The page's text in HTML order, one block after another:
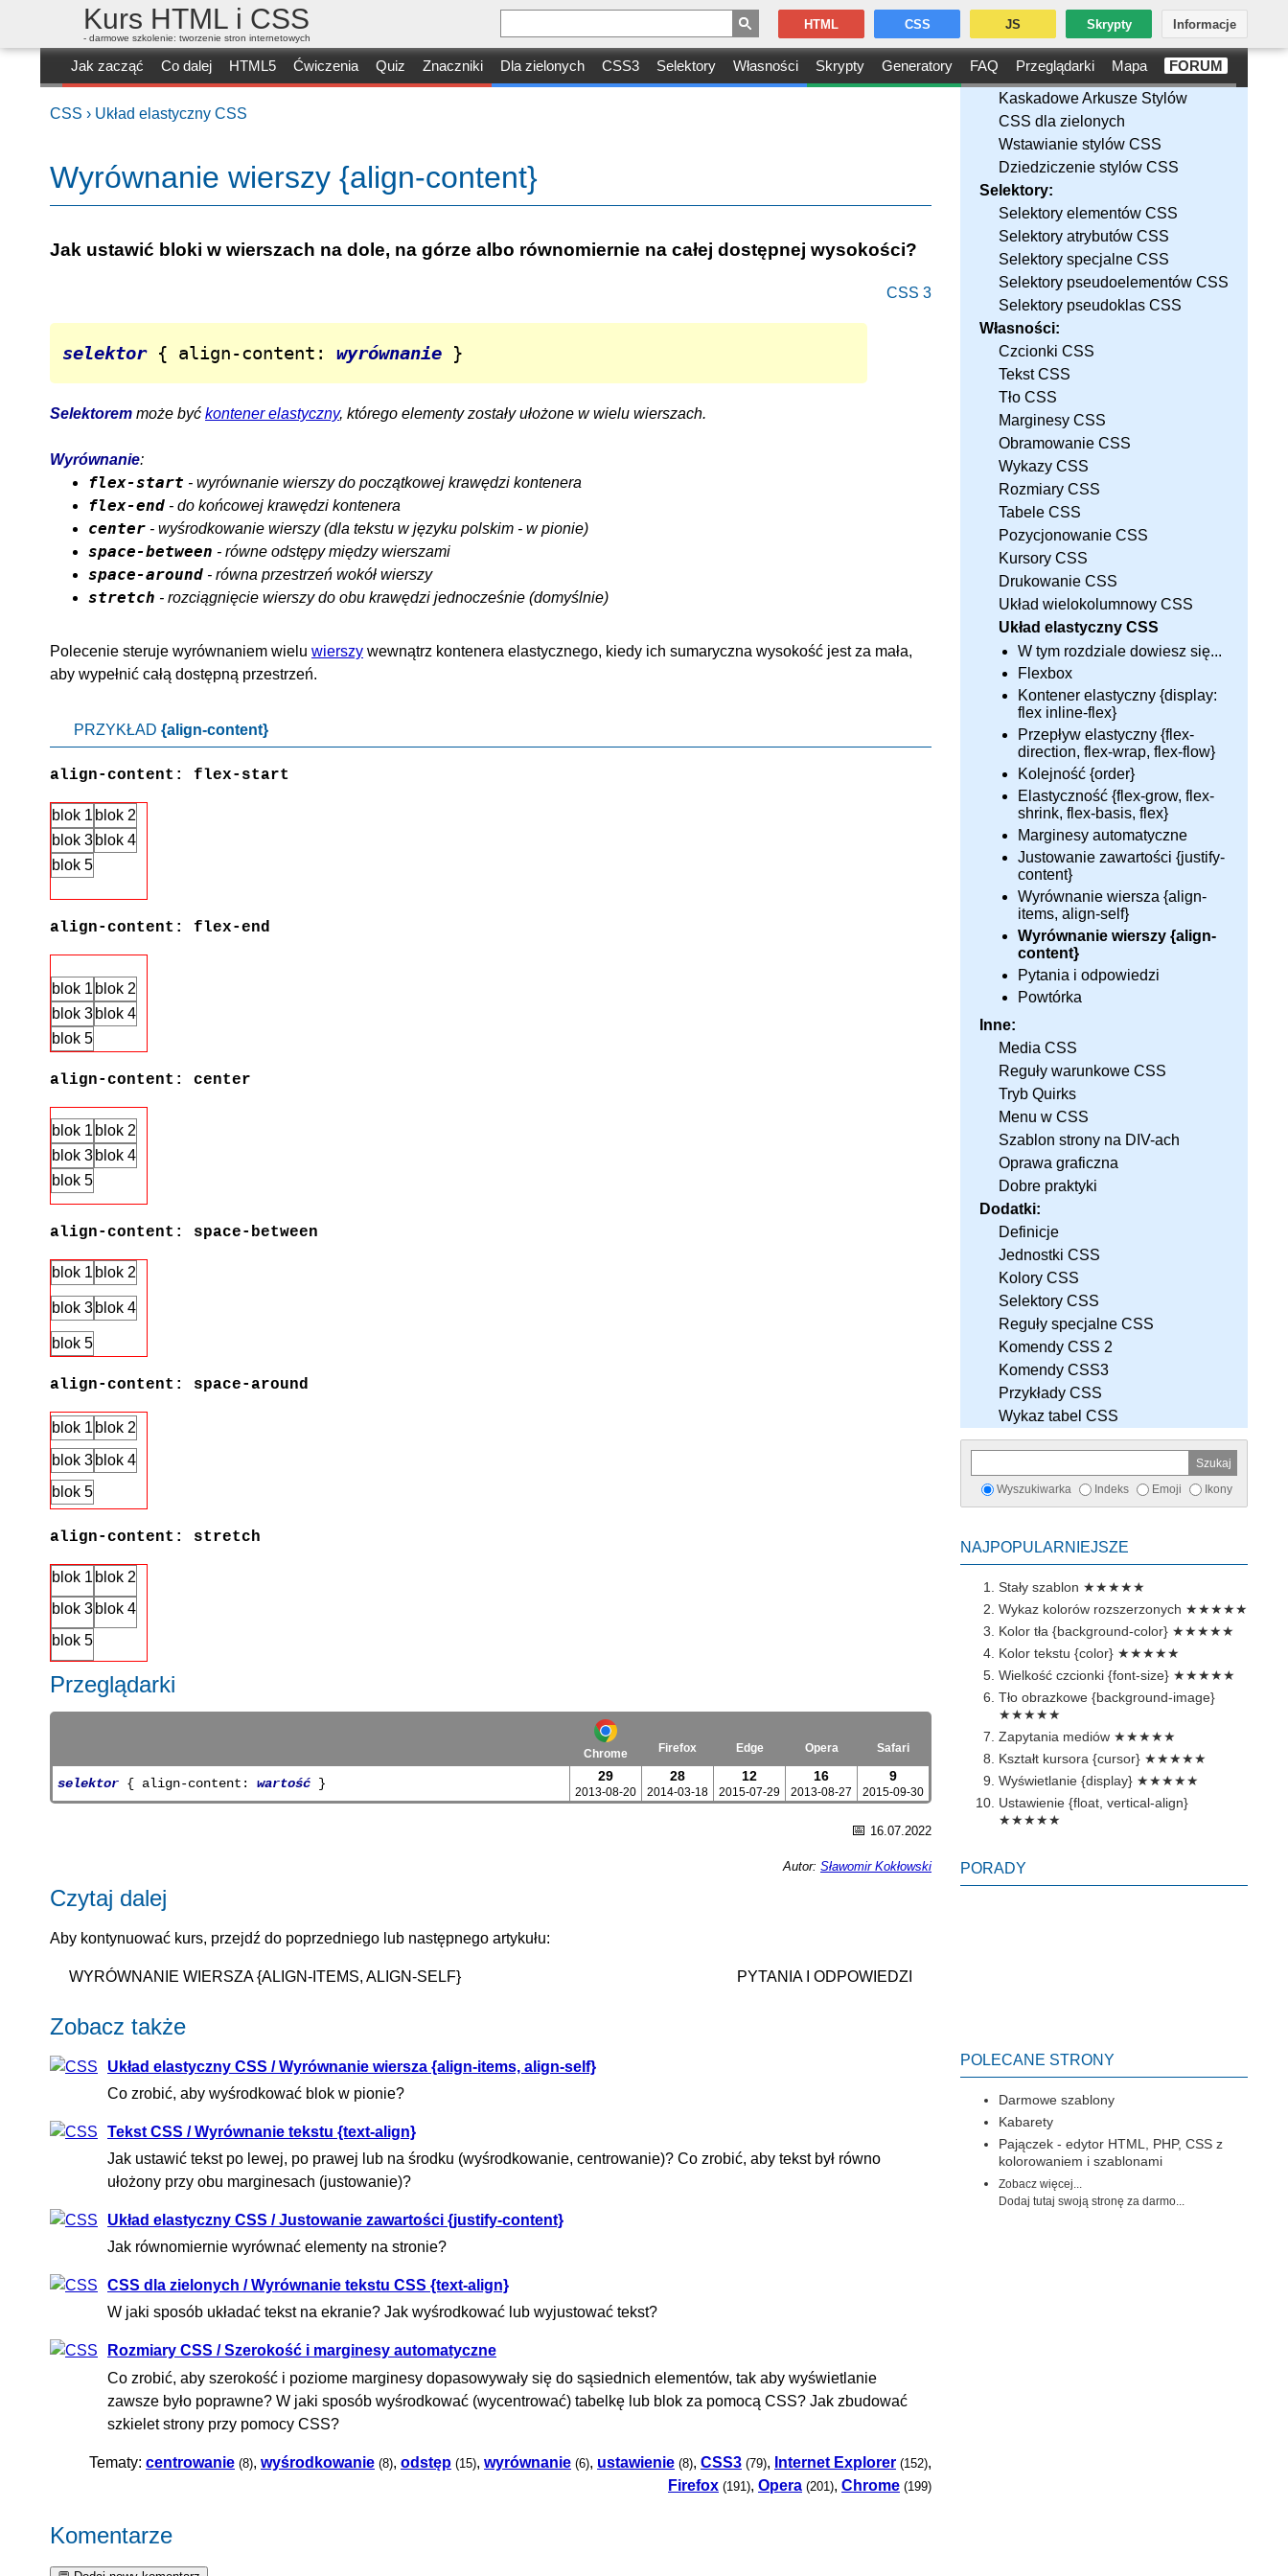
Kurs HTML i CSS
- darmowe szkolenie: tworzenie stron internetowych
Jak zacząć Co dalej HTML5 Ćwiczenia Quiz Znaczniki Dla zielonych CSS3 Selektory Własności Skrypty Generatory FAQ Przeglądarki Mapa FORUM
HTML CSS
Kaskadowe Arkusze Stylów
CSS dla zielonych
Wstawianie stylów CSS
Dziedziczenie stylów CSS
Selektory:
Selektory elementów CSS
Selektory atrybutów CSS
Selektory specjalne CSS
Selektory pseudoelementów CSS
Selektory pseudoklas CSS
Własności:
Czcionki CSS
Tekst CSS
Tło CSS
Marginesy CSS
Obramowanie CSS
Wykazy CSS
Rozmiary CSS
Tabele CSS
Pozycjonowanie CSS
Kursory CSS
Drukowanie CSS
Układ wielokolumnowy CSS
Układ elastyczny CSS
W tym rozdziale dowiesz się...
Flexbox
Kontener elastyczny {display:
flex inline-flex}
Przepływ elastyczny {flex-
direction, flex-wrap, flex-flow}
Kolejność {order}
Elastyczność {flex-grow, flex-
shrink, flex-basis, flex}
Marginesy automatyczne
Justowanie zawartości {justify-
content}
Wyrównanie wiersza {align-
items, align-self}
Wyrównanie wierszy {align-
content}
Pytania i odpowiedzi
Powtórka
Inne:
Media CSS
Reguły warunkowe CSS
Tryb Quirks
Menu w CSS
Szablon strony na DIV-ach
Oprawa graficzna
Dobre praktyki
Dodatki:
Definicje
Jednostki CSS
Kolory CSS
Selektory CSS
Reguły specjalne CSS
Komendy CSS 2
Komendy CSS3
Przykłady CSS
Wykaz tabel CSS
JS Skrypty Informacje
Wyszukiwarka Indeks Emoji Ikony
NAJPOPULARNIEJSZE
Stały szablon ★★★★★
Wykaz kolorów rozszerzonych ★★★★★
Kolor tła {background-color} ★★★★★
Kolor tekstu {color} ★★★★★
Wielkość czcionki {font-size} ★★★★★
Tło obrazkowe {background-image}
★★★★★
Zapytania mediów ★★★★★
Kształt kursora {cursor} ★★★★★
Wyświetlanie {display} ★★★★★
Ustawienie {float, vertical-align}
★★★★★
PORADY
POLECANE STRONY
Darmowe szablony
Kabarety
Pajączek - edytor HTML, PHP, CSS z
kolorowaniem i szablonami
Zobacz więcej...
Dodaj tutaj swoją stronę za darmo...
CSS › Układ elastyczny CSS
Wyrównanie wierszy {align-content}
Jak ustawić bloki w wierszach na dole, na górze albo równomiernie na całej dostępnej wysokości?
CSS 3
selektor { align-content: wyrównanie }
Selektorem może być kontener elastyczny, którego elementy zostały ułożone w wielu wierszach.
Wyrównanie:
flex-start - wyrównanie wierszy do początkowej krawędzi kontenera
flex-end - do końcowej krawędzi kontenera
center - wyśrodkowanie wierszy (dla tekstu w języku polskim - w pionie)
space-between - równe odstępy między wierszami
space-around - równa przestrzeń wokół wierszy
stretch - rozciągnięcie wierszy do obu krawędzi jednocześnie (domyślnie)
Polecenie steruje wyrównaniem wielu wierszy wewnątrz kontenera elastycznego, kiedy ich sumaryczna wysokość jest za mała,
aby wypełnić całą dostępną przestrzeń.
PRZYKŁAD {align-content}
align-content: flex-start
blok 1 blok 2
blok 3 blok 4
blok 5
align-content: flex-end
blok 1 blok 2
blok 3 blok 4
blok 5
align-content: center
blok 1 blok 2
blok 3 blok 4
blok 5
align-content: space-between
blok 1 blok 2
blok 3 blok 4
blok 5
align-content: space-around
blok 1 blok 2
blok 3 blok 4
blok 5
align-content: stretch
blok 1 blok 2
blok 3 blok 4
blok 5
Przeglądarki
Chrome Firefox Edge Opera Safari
selektor { align-content: wartość } 29
2013-08-20
28
2014-03-18
12
2015-07-29
16
2013-08-27
9
2015-09-30
📅 16.07.2022
Autor: Sławomir Kokłowski
Czytaj dalej
Aby kontynuować kurs, przejdź do poprzedniego lub następnego artykułu:
WYRÓWNANIE WIERSZA {ALIGN-ITEMS, ALIGN-SELF} PYTANIA I ODPOWIEDZI
Zobacz także
Układ elastyczny CSS / Wyrównanie wiersza {align-items, align-self}
Co zrobić, aby wyśrodkować blok w pionie?
Tekst CSS / Wyrównanie tekstu {text-align}
Jak ustawić tekst po lewej, po prawej lub na środku (wyśrodkowanie, centrowanie)? Co zrobić, aby tekst był równo
ułożony przy obu marginesach (justowanie)?
Układ elastyczny CSS / Justowanie zawartości {justify-content}
Jak równomiernie wyrównać elementy na stronie?
CSS dla zielonych / Wyrównanie tekstu CSS {text-align}
W jaki sposób układać tekst na ekranie? Jak wyśrodkować lub wyjustować tekst?
Rozmiary CSS / Szerokość i marginesy automatyczne
Co zrobić, aby szerokość i poziome marginesy dopasowywały się do sąsiednich elementów, tak aby wyświetlanie
zawsze było poprawne? W jaki sposób wyśrodkować (wycentrować) tabelkę lub blok za pomocą CSS? Jak zbudować
szkielet strony przy pomocy CSS?
Tematy: centrowanie (8), wyśrodkowanie (8), odstęp (15), wyrównanie (6), ustawienie (8), CSS3 (79), Internet Explorer (152),
Firefox (191), Opera (201), Chrome (199)
Komentarze